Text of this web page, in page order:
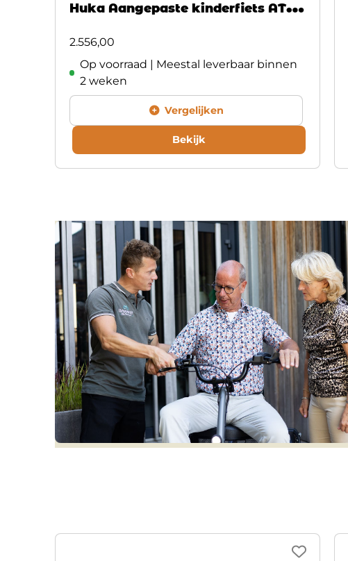
Huka Aangepaste kinderfiets AT-B
2.556,00
Op voorraad | Meestal leverbaar binnen
2 weken
Vergelijken
Bekijk